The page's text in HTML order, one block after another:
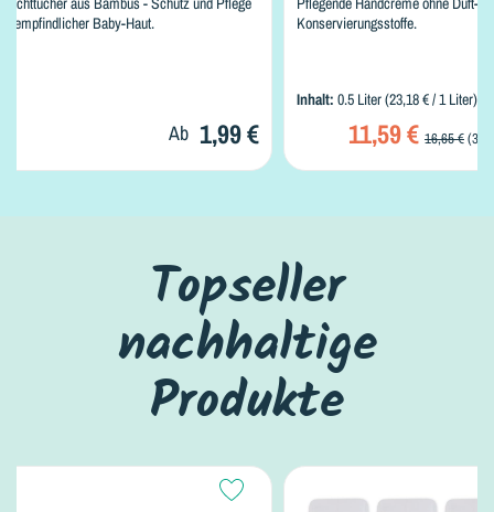
empfindlicher Baby-Haut.
Ab 1,99 €
Konservierungsstoffe.
Inhalt: 0.5 Liter(23,18 € / 1 Liter)
11,59 € 16,65 €
Topseller
nachhaltige
Produkte